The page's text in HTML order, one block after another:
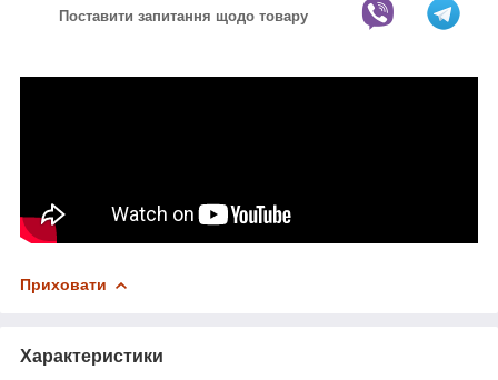
Поставити запитання щодо товару
Приховати
Характеристики